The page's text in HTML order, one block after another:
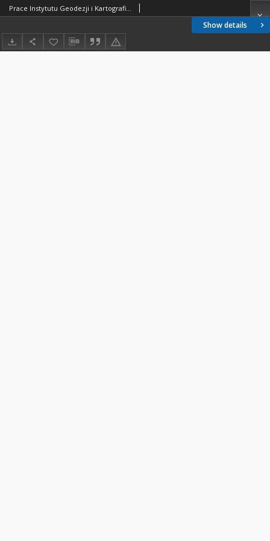
Show details
Prace Instytutu Geodezji i Kartografii 2001 z. 103 - wprowadzenie